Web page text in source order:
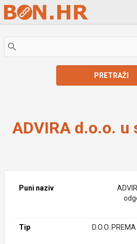
Skip to Main Content
PRETRAŽI
ADVIRA d.o.o. u
Puni naziv
Tip
D.O.O.